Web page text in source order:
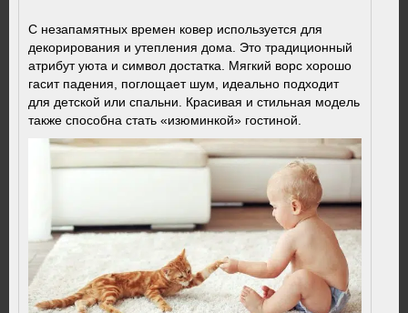
С незапамятных времен ковер используется для
декорирования и утепления дома. Это традиционный
атрибут уюта и символ достатка. Мягкий ворс хорошо
гасит падения, поглощает шум, идеально подходит
для детской или спальни. Красивая и стильная модель
также способна стать «изюминкой» гостиной.